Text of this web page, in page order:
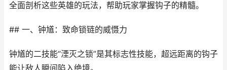
全面剖析这些英雄的玩法，帮助玩家掌握钩子的精髓。
## 一、钟馗：致命锁链的威慑力
钟馗的二技能“湮灭之锁”是其标志性技能，超远距离的钩子